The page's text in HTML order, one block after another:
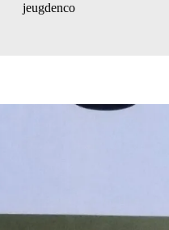
jeugdenco